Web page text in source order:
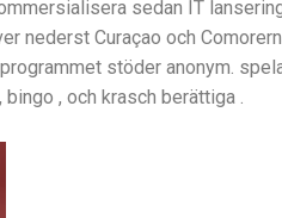
sedan IT
nederst Curaçao och
stöder anonym.
, och krasch berättiga .